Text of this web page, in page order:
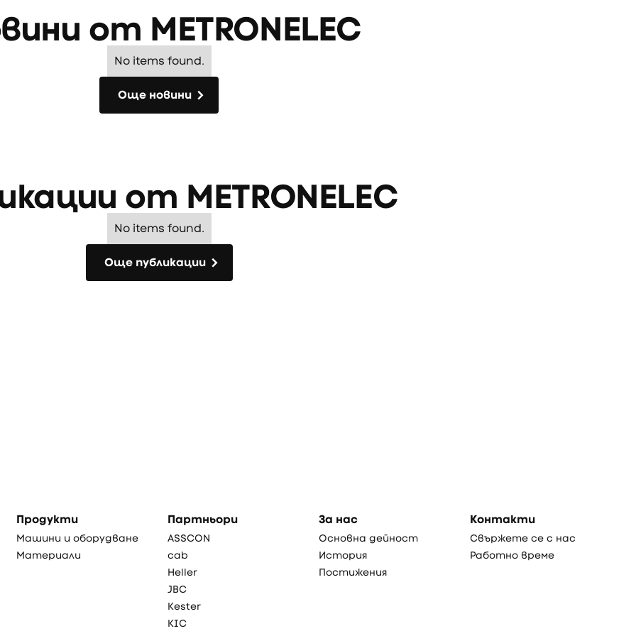
от METRONELEC
No items found.
Още новини
от METRONELEC
No items found.
Още публикации
Продукти
Машини и оборудване
Материали
Партньори
ASSCON
cab
Heller
JBC
Kester
KIC
За нас
Основна дейност
История
Постижения
Контакти
Свържете се с нас
Работно време